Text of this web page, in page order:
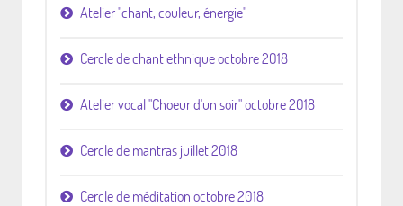
Atelier "chant, couleur, énergie"
Cercle de chant ethnique octobre 2018
Atelier vocal "Choeur d'un soir" octobre 2018
Cercle de mantras juillet 2018
Cercle de méditation octobre 2018